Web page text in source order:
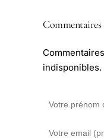
Commentaires
indisponibles.